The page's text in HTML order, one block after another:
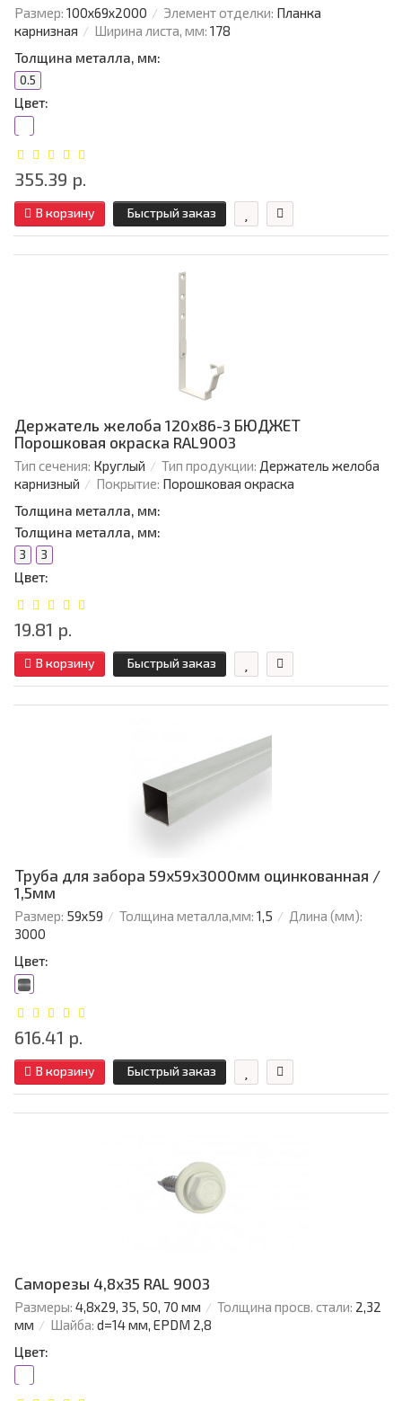
Размер: 100х69х2000 Элемент отделки: Планка
карнизная
Ширина листа, мм: 178
Толщина металла, мм:
0.5
Цвет:
355.39 р.
В корзину Быстрый заказ
Держатель желоба 120х86-3 БЮДЖЕТ
Порошковая окраска RAL9003
Тип сечения: Круглый Тип продукции: Держатель желоба
карнизный
Покрытие: Порошковая окраска
Толщина металла, мм:
Толщина металла, мм:
3 3
Цвет:
19.81 р.
В корзину Быстрый заказ
Труба для забора 59х59x3000мм оцинкованная /
1,5мм
Размер: 59х59 Толщина металла,мм: 1,5
Длина (мм):
3000
Цвет:
616.41 р.
В корзину Быстрый заказ
Саморезы 4,8х35 RAL 9003
Размеры: 4,8х29, 35, 50, 70 мм Толщина просв. стали: 2,32
мм
Шайба: d=14 мм, EPDM 2,8
Цвет: